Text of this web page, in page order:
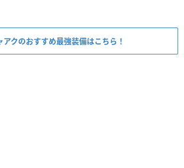
クのおすすめ最強装備はこちら！